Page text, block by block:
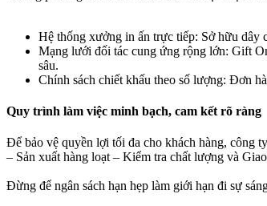
Hệ thống xưởng in ấn trực tiếp: Sở hữu dây
Mạng lưới đối tác cung ứng rộng lớn: Gift
sâu.
Chính sách chiết khấu theo số lượng: Đơn
Quy trình làm việc minh bạch, cam kết rõ ràng​
Để bảo vệ quyền lợi tối đa cho khách hàng, công
– Sản xuất hàng loạt – Kiểm tra chất lượng và
Đừng để ngân sách hạn hẹp làm giới hạn đi sự